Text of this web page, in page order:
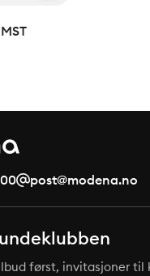
post@modena.no
først, invitasjoner til